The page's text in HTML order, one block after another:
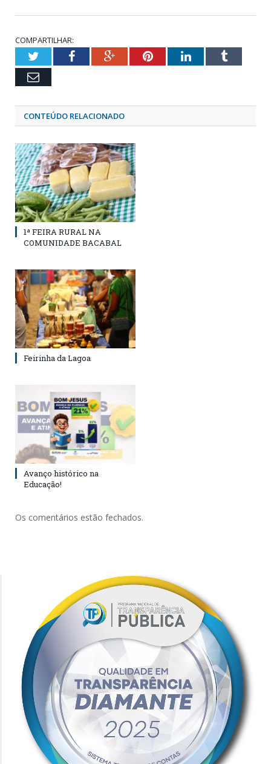
COMPARTILHAR:
TwitterFacebookGoogle+PinterestLinkedInTumblr
Email
CONTEÚDO RELACIONADO
1ª FEIRA RURAL NA
COMUNIDADE BACABAL
Feirinha da Lagoa
Avanço histórico na
Educação!
Os comentários estão fechados.